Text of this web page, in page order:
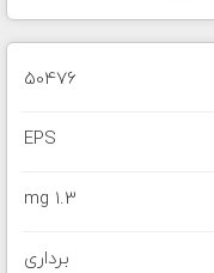
50476
EPS
1.3 mg
برداری